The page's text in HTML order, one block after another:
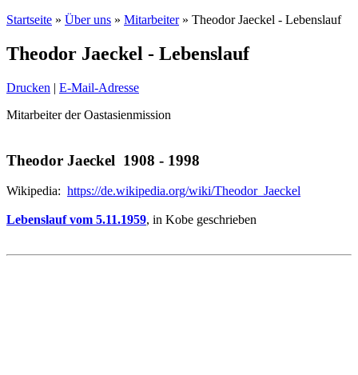
Startseite » Über uns » Mitarbeiter» Theodor Jaeckel - Lebenslauf
Theodor Jaeckel - Lebenslauf
Drucken | E-Mail-Adresse
Mitarbeiter der Oastasienmission
Theodor Jaeckel 1908 - 1998
Wikipedia: https://de.wikipedia.org/wiki/Theodor_Jaeckel
Lebenslauf vom 5.11.1959, in Kobe geschrieben